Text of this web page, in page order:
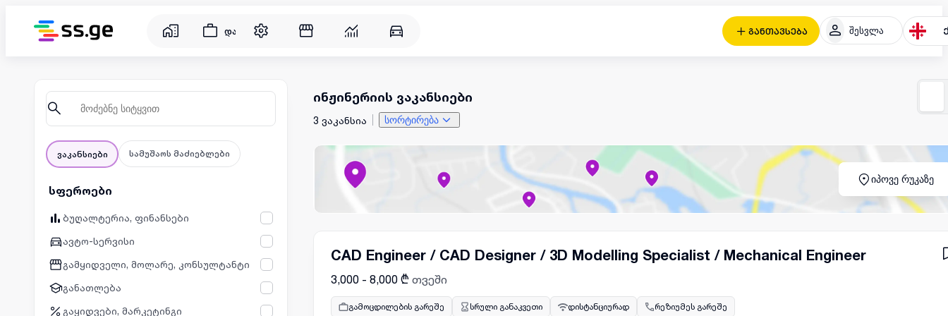
განთავსება შესვლა
დასაქმება
ვაკანსიები სამუშაოს მაძიებლები
სფეროები
ბუღალტერია, ფინანსები
ავტო-სერვისი
გამყიდველი, მოლარე, კონსულტანტი
განათლება
გაყიდვები, მარკეტინგი
ინჟინერიის ვაკანსიები
3 ვაკანსია სორტირება
იპოვე რუკაზე
CAD Engineer / CAD Designer / 3D Modelling Specialist / Mechanical Engineer
3,000 - 8,000 ₾ თვეში
გამოცდილების გარეშე სრული განაკვეთი დისტანციურად რეზიუმეს გარეშე